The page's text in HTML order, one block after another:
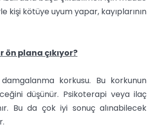
kötüye uyum yapar, kayıplarının
plana çıkıyor?
korkusu. Bu korkunun
düşünür. Psikoterapi veya ilaç
Bu da çok iyi sonuç alınabilecek